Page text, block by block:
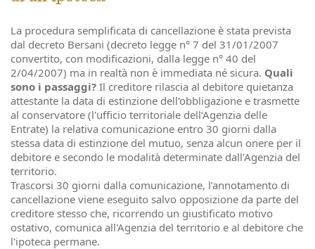
La procedura semplificata di cancellazione è stata prevista
dal decreto Bersani (decreto legge n° 7 del 31/01/2007
convertito, con modificazioni, dalla legge n° 40 del
2/04/2007) ma in realtà non è immediata né sicura. Quali
sono i passaggi? Il creditore rilascia al debitore quietanza
attestante la data di estinzione dell'obbligazione e trasmette
al conservatore (l'ufficio territoriale dell’Agenzia delle
Entrate) la relativa comunicazione entro 30 giorni dalla
stessa data di estinzione del mutuo, senza alcun onere per il
debitore e secondo le modalità determinate dall'Agenzia del
territorio.
Trascorsi 30 giorni dalla comunicazione, l’annotamento di
cancellazione viene eseguito salvo opposizione da parte del
creditore stesso che, ricorrendo un giustificato motivo
ostativo, comunica all'Agenzia del territorio e al debitore che
l'ipoteca permane.